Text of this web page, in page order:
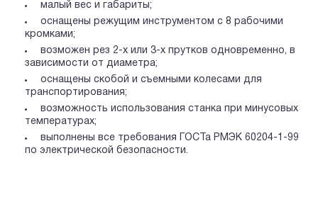
малый вес и габариты;
оснащены режущим инструментом с 8 рабочими
кромками;
возможен рез 2-х или 3-х прутков одновременно, в
зависимости от диаметра;
оснащены скобой и съемными колесами для
транспортирования;
возможность использования станка при минусовых
температурах;
выполнены все требования ГОСТа РМЭК 60204-1-99
по электрической безопасности.